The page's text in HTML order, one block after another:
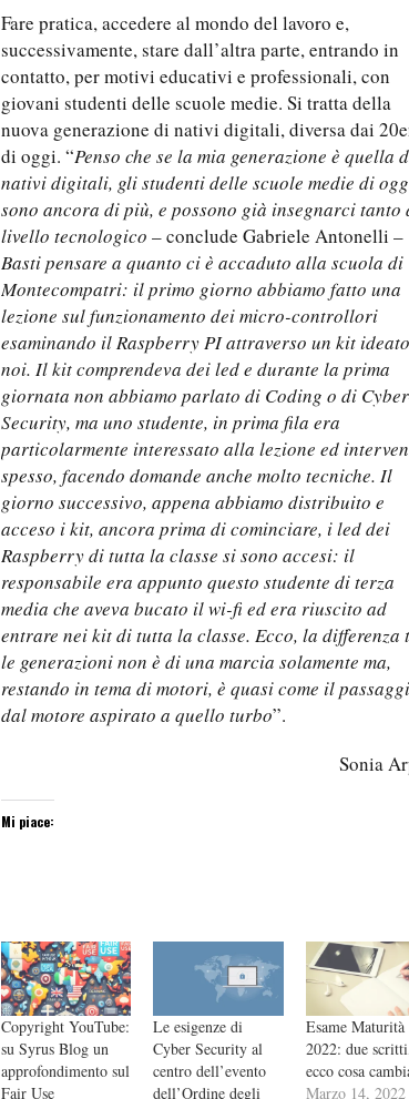
Fare pratica, accedere al mondo del lavoro e,
successivamente, stare dall’altra parte, entrando in
contatto, per motivi educativi e professionali, con
giovani studenti delle scuole medie. Si tratta della
nuova generazione di nativi digitali, diversa dai
di oggi. “Penso che se la mia generazione è quella
nativi digitali, gli studenti delle scuole medie di
sono ancora di più, e possono già insegnarci tanto
livello tecnologico – conclude Gabriele Antonelli –
Basti pensare a quanto ci è accaduto alla scuola di
Montecompatri: il primo giorno abbiamo fatto una
lezione sul funzionamento dei micro-controllori
esaminando il Raspberry PI attraverso un kit
noi. Il kit comprendeva dei led e durante la prima
giornata non abbiamo parlato di Coding o di
Security, ma uno studente, in prima fila era
particolarmente interessato alla lezione ed
spesso, facendo domande anche molto tecniche. Il
giorno successivo, appena abbiamo distribuito e
acceso i kit, ancora prima di cominciare, i led dei
Raspberry di tutta la classe si sono accesi: il
responsabile era appunto questo studente di terza
media che aveva bucato il wi-fi ed era riuscito ad
entrare nei kit di tutta la classe. Ecco, la differenza
le generazioni non è di una marcia solamente ma,
restando in tema di motori, è quasi come il
dal motore aspirato a quello turbo”.
Sonia
Mi piace:
Copyright YouTube:
su Syrus Blog un
approfondimento sul
Fair Use
Le esigenze di
Cyber Security al
centro dell’evento
dell’Ordine degli
Esame Maturità
2022: due scritti,
ecco cosa
Marzo 14, 2022